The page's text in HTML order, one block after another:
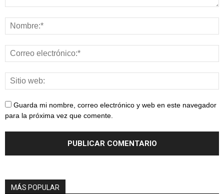
Guarda mi nombre, correo electrónico y web en este navegador
para la próxima vez que comente.
MÁS POPULAR